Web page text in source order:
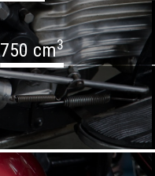
750 cm3